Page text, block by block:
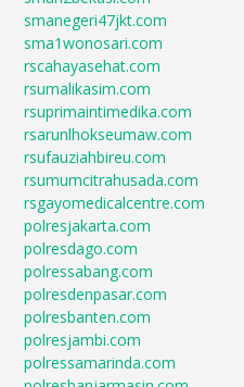
smanegeri47jkt.com
sma1wonosari.com
rscahayasehat.com
rsumalikasim.com
rsuprimaintimedika.com
rsarunlhokseumaw.com
rsufauziahbireu.com
rsumumcitrahusada.com
rsgayomedicalcentre.com
polresjakarta.com
polresdago.com
polressabang.com
polresdenpasar.com
polresbanten.com
polresjambi.com
polressamarinda.com